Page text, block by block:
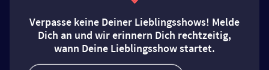
Verpasse keine Deiner Lieblingsshows! Melde
Dich an und wir erinnern Dich rechtzeitig,
wann Deine Lieblingsshow startet.